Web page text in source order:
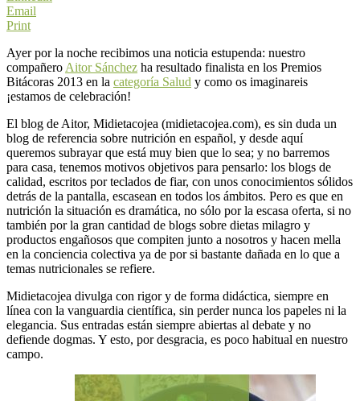
Email
Print
Ayer por la noche recibimos una noticia estupenda: nuestro
compañero Aitor Sánchez ha resultado finalista en los Premios
Bitácoras 2013 en la categoría Salud y como os imaginareis
¡estamos de celebración!
El blog de Aitor, Midietacojea (midietacojea.com), es sin duda un
blog de referencia sobre nutrición en español, y desde aquí
queremos subrayar que está muy bien que lo sea; y no barremos
para casa, tenemos motivos objetivos para pensarlo: los blogs de
calidad, escritos por teclados de fiar, con unos conocimientos sólidos
detrás de la pantalla, escasean en todos los ámbitos. Pero es que en
nutrición la situación es dramática, no sólo por la escasa oferta, si no
también por la gran cantidad de blogs sobre dietas milagro y
productos engañosos que compiten junto a nosotros y hacen mella
en la conciencia colectiva ya de por si bastante dañada en lo que a
temas nutricionales se refiere.
Midietacojea divulga con rigor y de forma didáctica, siempre en
línea con la vanguardia científica, sin perder nunca los papeles ni la
elegancia. Sus entradas están siempre abiertas al debate y no
defiende dogmas. Y esto, por desgracia, es poco habitual en nuestro
campo.